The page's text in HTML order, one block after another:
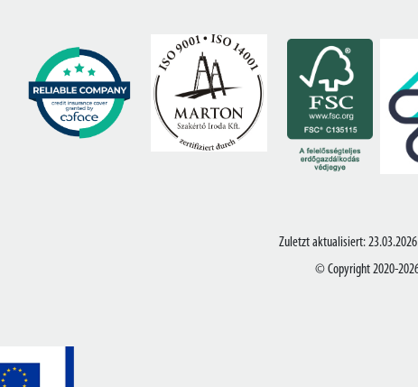
Zuletzt aktualisiert:
© Copyright 2020-